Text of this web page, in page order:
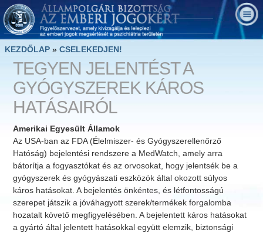
KEZDŐLAP » CSELEKEDJEN!
TEGYEN JELENTÉST A
GYÓGYSZEREK KÁROS
HATÁSAIRÓL
Amerikai Egyesült Államok
Az USA-ban az FDA (Élelmiszer- és Gyógyszerellenőrző
Hatóság) bejelentési rendszere a MedWatch, amely arra
bátorítja a fogyasztókat és az orvosokat, hogy jelentsék be a
gyógyszerek és gyógyászati eszközök által okozott súlyos
káros hatásokat. A bejelentés önkéntes, és létfontosságú
szerepet játszik a jóváhagyott szerek/termékek forgalomba
hozatalt követő megfigyelésében. A bejelentett káros hatásokat
a gyártó által jelentett hatásokkal együtt elemzik, biztonsági